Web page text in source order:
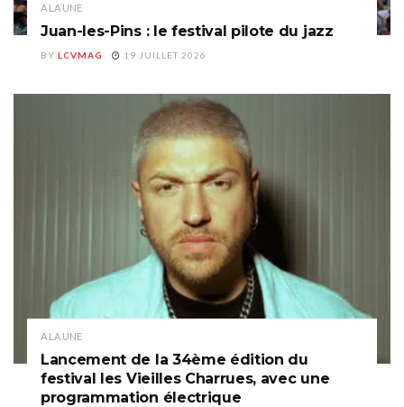
A LA UNE
Juan-les-Pins : le festival pilote du jazz
BY LCVMAG 19 JUILLET 2026
A LA UNE
Lancement de la 34ème édition du
festival les Vieilles Charrues, avec une
programmation électrique